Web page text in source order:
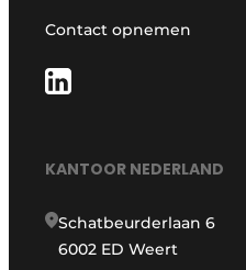
Contact opnemen
KANTOOR NEDERLAND
Schatbeurderlaan 6
6002 ED Weert